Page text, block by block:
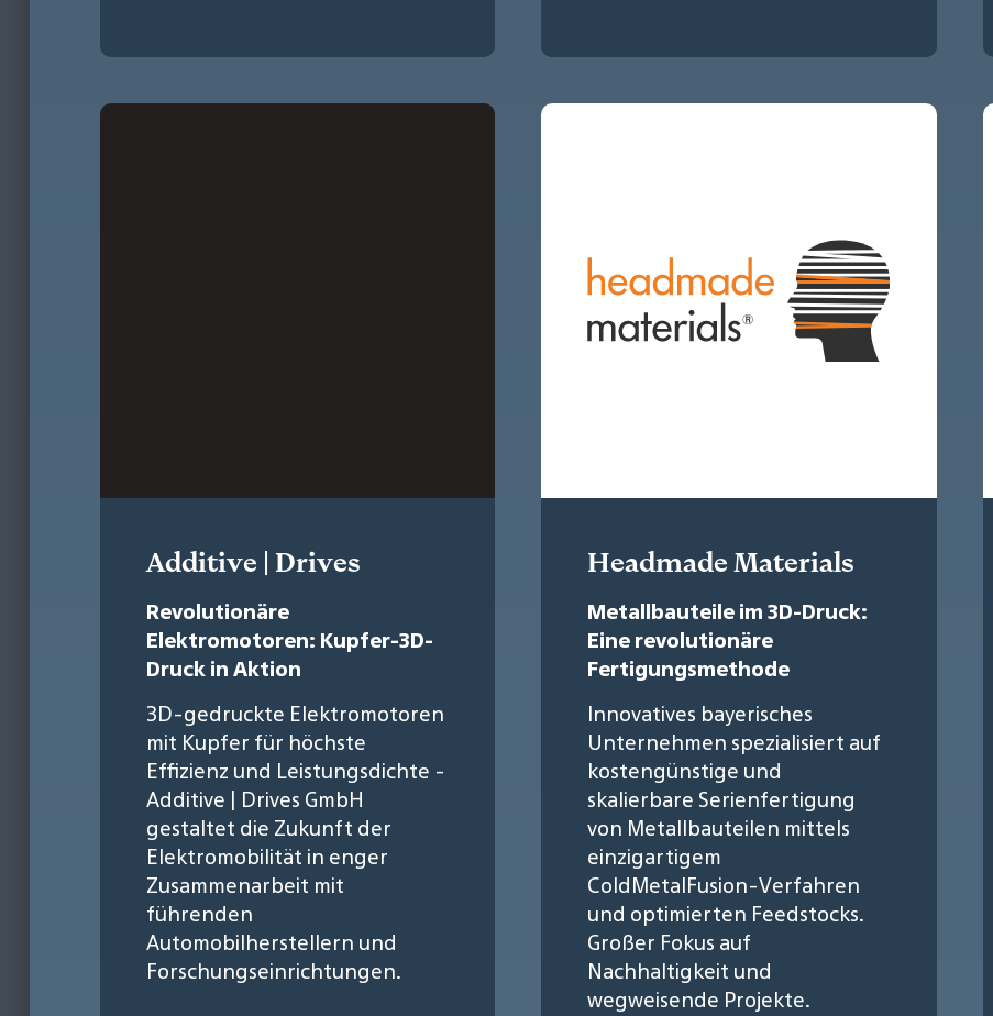
Additive | Drives
Revolutionäre
Elektromotoren: Kupfer-3D-
Druck in Aktion
3D-gedruckte Elektromotoren
mit Kupfer für höchste
Effizienz und Leistungsdichte -
Additive | Drives GmbH
gestaltet die Zukunft der
Elektromobilität in enger
Zusammenarbeit mit
führenden
Automobilherstellern und
Forschungseinrichtungen.
Headmade Materials
Metallbauteile im 3D-Druck:
Eine revolutionäre
Fertigungsmethode
Innovatives bayerisches
Unternehmen spezialisiert auf
kostengünstige und
skalierbare Serienfertigung
von Metallbauteilen mittels
einzigartigem
ColdMetalFusion-Verfahren
und optimierten Feedstocks.
Großer Fokus auf
Nachhaltigkeit und
wegweisende Projekte.